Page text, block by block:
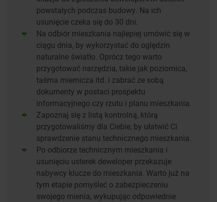
powstałych podczas budowy. Na ich
usunięcie czeka się do 30 dni.
Na odbiór mieszkania najlepiej umówić się w
ciągu dnia, by wykorzystać do oględzin
naturalne światło. Oprócz tego warto
przygotować narzędzia, takie jak poziomica,
taśma miernicza itd. i zabrać ze sobą
dokumenty w postaci prospektu
informacyjnego czy rzutu i planu mieszkania.
Zapoznaj się z listą kontrolną, którą
przygotowaliśmy dla Ciebie, by ułatwić Ci
sprawdzenie stanu technicznego mieszkania.
Po odbiorze technicznym mieszkania i
usunięciu usterek deweloper przekazuje
nabywcy klucze do mieszkania. Warto już na
tym etapie pomyśleć o zabezpieczeniu
swojego mienia, wykupując odpowiednie